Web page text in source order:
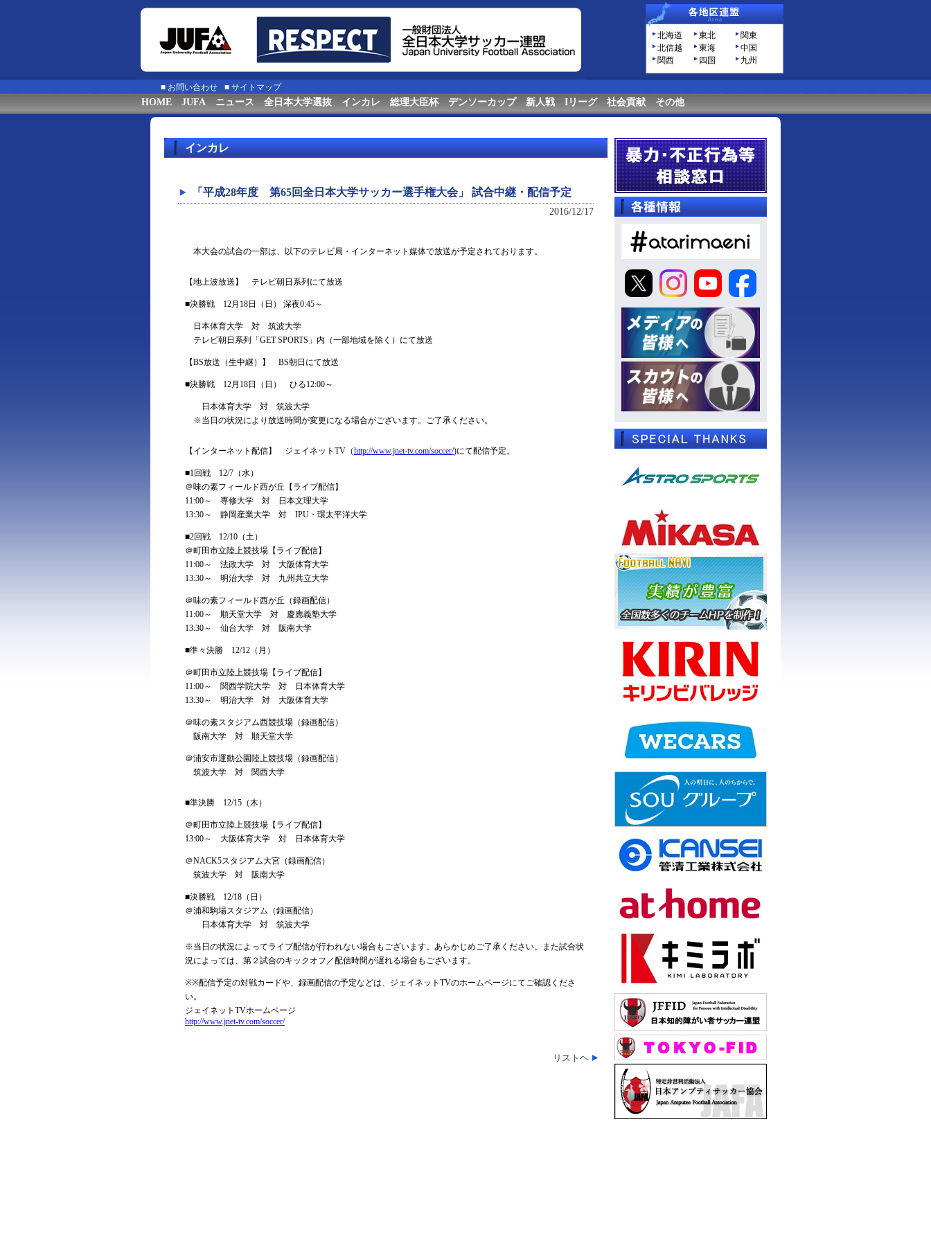
北海道 東北
関東
北信越
東海
中国
関西
四国 九州
■ お問い合わせ ■ サイトマップ
HOME JUFA ニュース 全日本大学選抜 インカレ 総理大臣杯 デンソーカップ 新人戦 Iリーグ 社会貢献 その他
インカレ
「平成28年度 第65回全日本大学サッカー選手権大会」 試合中継・配信予定
2016/12/17
本大会の試合の一部は、以下のテレビ局・インターネット媒体で放送が予定されております。
【地上波放送】 テレビ朝日系列にて放送
■決勝戦 12月18日（日） 深夜0:45～
日本体育大学 対 筑波大学
テレビ朝日系列「GET SPORTS」内（一部地域を除く）にて放送
【BS放送（生中継）】 BS朝日にて放送
■決勝戦 12月18日（日） ひる12:00～
日本体育大学 対 筑波大学
※当日の状況により放送時間が変更になる場合がございます。ご了承ください。
【インターネット配信】 ジェイネットTV（http://www.jnet-tv.com/soccer/)にて配信予定。
■1回戦 12/7（水）
＠味の素フィールド西が丘【ライブ配信】
11:00～ 専修大学 対 日本文理大学
13:30～ 静岡産業大学 対 IPU・環太平洋大学
■2回戦 12/10（土）
＠町田市立陸上競技場【ライブ配信】
11:00～ 法政大学 対 大阪体育大学
13:30～ 明治大学 対 九州共立大学
＠味の素フィールド西が丘（録画配信）
11:00～ 順天堂大学 対 慶應義塾大学
13:30～ 仙台大学 対 阪南大学
■準々決勝 12/12（月）
＠町田市立陸上競技場【ライブ配信】
11:00～ 関西学院大学 対 日本体育大学
13:30～ 明治大学 対 大阪体育大学
＠味の素スタジアム西競技場（録画配信）
阪南大学 対 順天堂大学
＠浦安市運動公園陸上競技場（録画配信）
筑波大学 対 関西大学
■準決勝 12/15（木）
＠町田市立陸上競技場【ライブ配信】
13:00～ 大阪体育大学 対 日本体育大学
＠NACK5スタジアム大宮（録画配信）
筑波大学 対 阪南大学
■決勝戦 12/18（日）
＠浦和駒場スタジアム（録画配信）
日本体育大学 対 筑波大学
※当日の状況によってライブ配信が行われない場合もございます。あらかじめご了承ください。また試合状
況によっては、第２試合のキックオフ／配信時間が遅れる場合もございます。
※※配信予定の対戦カードや、録画配信の予定などは、ジェイネットTVのホームページにてご確認くださ
い。
ジェイネットTVホームページ
http://www.jnet-tv.com/soccer/
リストヘ